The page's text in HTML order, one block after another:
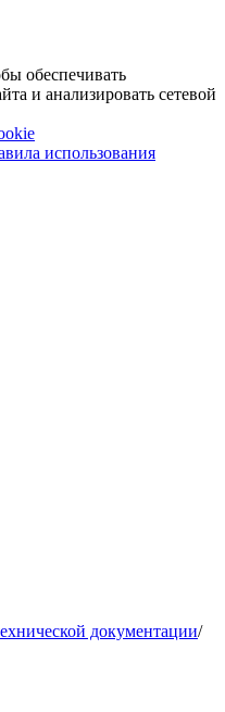
обеспечивать
и анализировать сетевой
использования
документации/